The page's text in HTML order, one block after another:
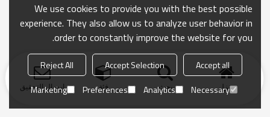
منزل بحث فئة ارسال التحقيق
We use cookies to provide you with the best possible
experience. They also allow us to analyze user behavior in
order to constantly improve the website for you.
Accept all
Accept Selection
Reject All
Necessary
Analytics
Preferences
Marketing